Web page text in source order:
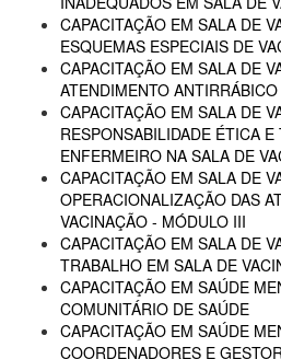
CAPACITAÇÃO EM SALA DE
ESQUEMAS ESPECIAIS DE
CAPACITAÇÃO EM SALA DE
ATENDIMENTO
CAPACITAÇÃO EM SALA DE
RESPONSABILIDADE ÉTICA
ENFERMEIRO NA SALA DE
CAPACITAÇÃO EM SALA DE
OPERACIONALIZAÇÃO DAS
VACINAÇÃO - MÓDULO III
CAPACITAÇÃO EM SALA DE
TRABALHO EM SALA DE
CAPACITAÇÃO EM SAÚDE
COMUNITÁRIO DE SAÚDE
CAPACITAÇÃO EM SAÚDE
COORDENADORES E